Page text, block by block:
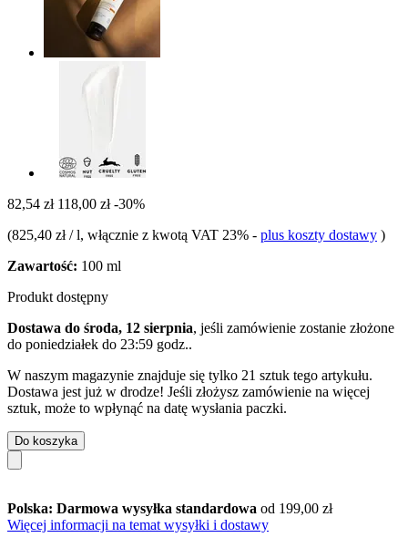
82,54 zł 118,00 zł -30%
(825,40 zł / l, włącznie z kwotą VAT 23% - plus koszty dostawy )
Zawartość: 100 ml
Produkt dostępny
Dostawa do środa, 12 sierpnia, jeśli zamówienie zostanie złożone
do poniedziałek do 23:59 godz..
W naszym magazynie znajduje się tylko 21 sztuk tego artykułu.
Dostawa jest już w drodze! Jeśli złożysz zamówienie na więcej
sztuk, może to wpłynąć na datę wysłania paczki.
Do koszyka
Polska: Darmowa wysyłka standardowa od 199,00 zł
Więcej informacji na temat wysyłki i dostawy